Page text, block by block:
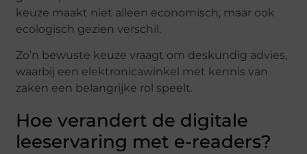
keuze maakt niet alleen economisch, maar ook
ecologisch gezien verschil.
Zo’n bewuste keuze vraagt om deskundig advies,
waarbij een elektronicawinkel met kennis van
zaken een belangrijke rol speelt.
Hoe verandert de digitale
leeservaring met e-readers?